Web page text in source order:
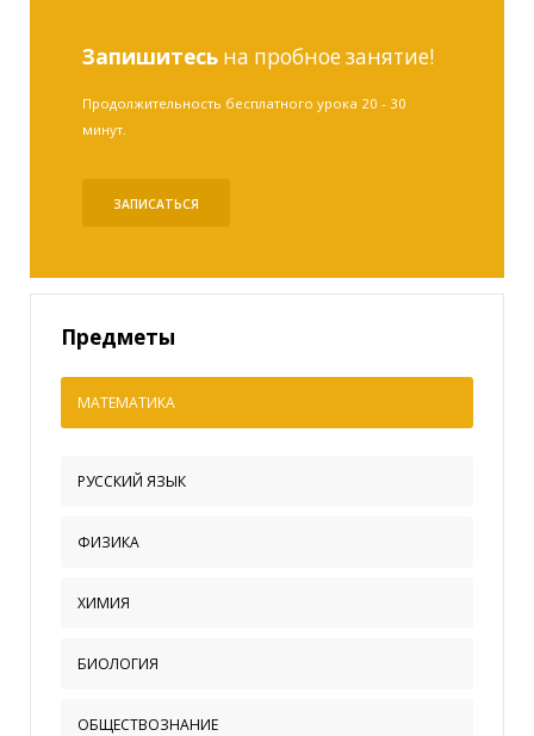
Запишитесьна пробное занятие!
Продолжительность бесплатного урока 20 - 30
минут.
ЗАПИСАТЬСЯ
Предметы
МАТЕМАТИКА
РУССКИЙ ЯЗЫК
ФИЗИКА
ХИМИЯ
БИОЛОГИЯ
ОБЩЕСТВОЗНАНИЕ